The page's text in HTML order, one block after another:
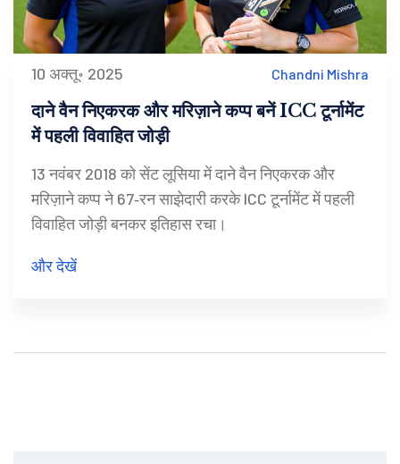
10 अक्तू॰ 2025 Chandni Mishra
दाने वैन निएकरक और मरिज़ाने कप्प बनें ICC टूर्नामेंट
में पहली विवाहित जोड़ी
13 नवंबर 2018 को सेंट लूसिया में दाने वैन निएकरक और
मरिज़ाने कप्प ने 67‑रन साझेदारी करके ICC टूर्नामेंट में पहली
विवाहित जोड़ी बनकर इतिहास रचा।
और देखें